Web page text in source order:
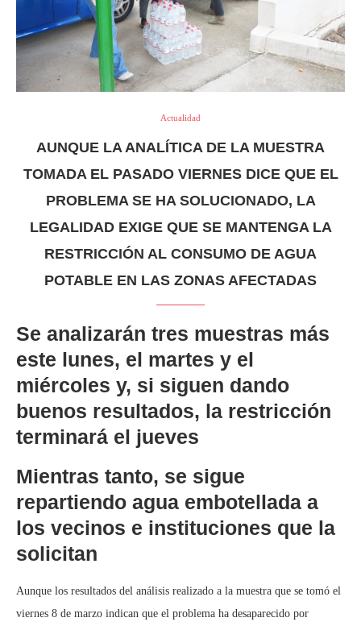
Actualidad
AUNQUE LA ANALÍTICA DE LA MUESTRA
TOMADA EL PASADO VIERNES DICE QUE EL
PROBLEMA SE HA SOLUCIONADO, LA
LEGALIDAD EXIGE QUE SE MANTENGA LA
RESTRICCIÓN AL CONSUMO DE AGUA
POTABLE EN LAS ZONAS AFECTADAS
Se analizarán tres muestras más
este lunes, el martes y el
miércoles y, si siguen dando
buenos resultados, la restricción
terminará el jueves
Mientras tanto, se sigue
repartiendo agua embotellada a
los vecinos e instituciones que la
solicitan
Aunque los resultados del análisis realizado a la muestra que se tomó el
viernes 8 de marzo indican que el problema ha desaparecido por